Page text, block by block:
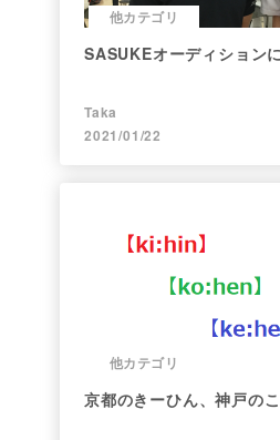
他カテゴリ
SASUKEオーディション
Taka
2021/01/22
他カテゴリ
京都のきーひん、神戸の